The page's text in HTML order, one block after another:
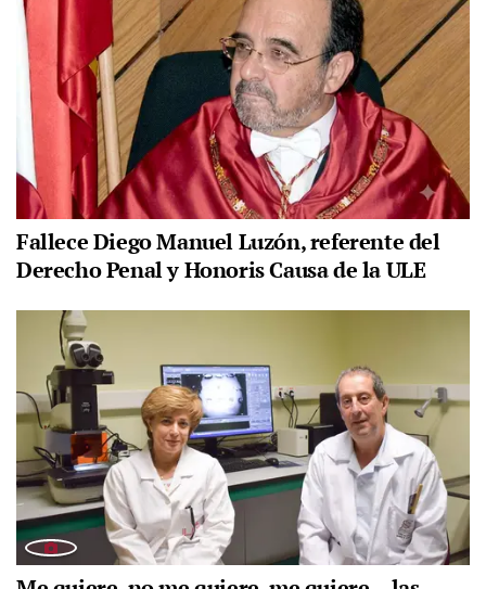
Fallece Diego Manuel Luzón, referente del
Derecho Penal y Honoris Causa de la ULE